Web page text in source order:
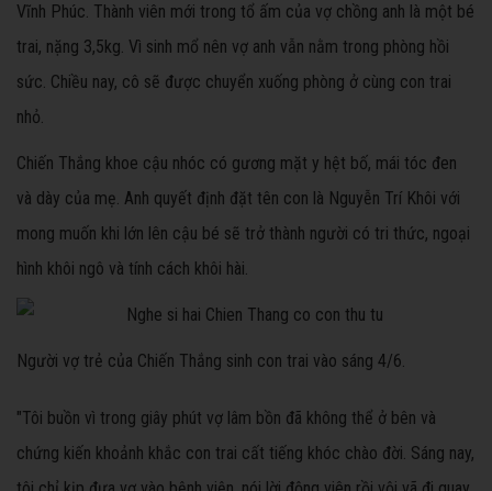
Vĩnh Phúc. Thành viên mới trong tổ ấm của vợ chồng anh là một bé
trai, nặng 3,5kg. Vì sinh mổ nên vợ anh vẫn nằm trong phòng hồi
sức. Chiều nay, cô sẽ được chuyển xuống phòng ở cùng con trai
nhỏ.
Chiến Thắng khoe cậu nhóc có gương mặt y hệt bố, mái tóc đen
và dày của mẹ. Anh quyết định đặt tên con là Nguyễn Trí Khôi với
mong muốn khi lớn lên cậu bé sẽ trở thành người có tri thức, ngoại
hình khôi ngô và tính cách khôi hài.
Người vợ trẻ của Chiến Thắng sinh con trai vào sáng 4/6.
"Tôi buồn vì trong giây phút vợ lâm bồn đã không thể ở bên và
chứng kiến khoảnh khắc con trai cất tiếng khóc chào đời. Sáng nay,